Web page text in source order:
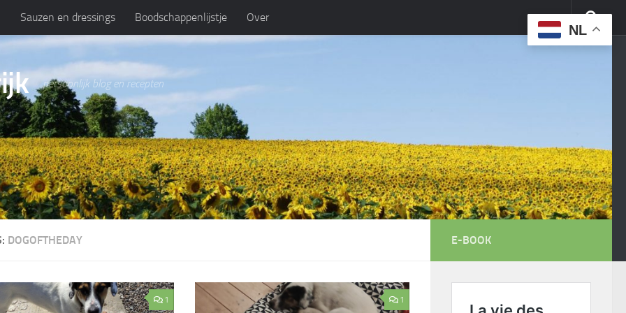
Sauzen en dressings Boodschappenlijstje Over
persoonlijk blog en recepten
DOGOFTHEDAY
1 1
E-BOOK
NL